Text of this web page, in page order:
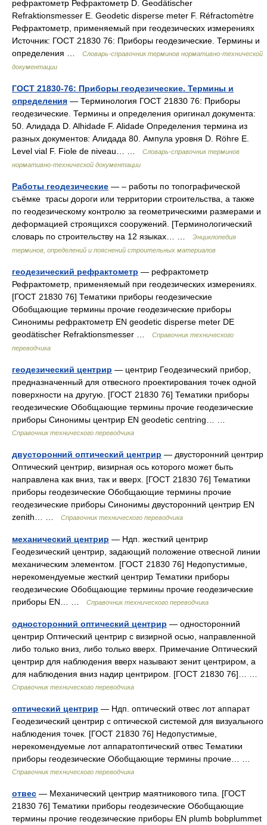
рефрактометр Рефрактометр D. Geodätischer
Refraktionsmesser Е. Geodetic disperse meter F. Réfractomètre
Рефрактометр, применяемый при геодезических измерениях
Источник: ГОСТ 21830 76: Приборы геодезические. Термины и
определения …
Словарь-справочник терминов нормативно-технической
документации
ГОСТ 21830-76: Приборы геодезические. Термины и
определения — Терминология ГОСТ 21830 76: Приборы
геодезические. Термины и определения оригинал документа:
50. Алидада D. Alhidade F. Alidade Определения термина из
разных документов: Алидада 80. Ампула уровня D. Röhre E.
Level vial F. Fiole de niveau… …
Словарь-справочник терминов
нормативно-технической документации
Работы геодезические — – работы по топографической
съёмке трасы дороги или территории строительства, а также
по геодезическому контролю за геометрическими размерами и
деформацией строящихся сооружений. [Терминологический
словарь по строительству на 12 языках… …
Энциклопедия
терминов, определений и пояснений строительных материалов
геодезический рефрактометр — рефрактометр
Рефрактометр, применяемый при геодезических измерениях.
[ГОСТ 21830 76] Тематики приборы геодезические
Обобщающие термины прочие геодезические приборы
Синонимы рефрактометр EN geodetic disperse meter DE
geodätischer Refraktionsmesser …
Справочник технического
переводчика
геодезический центрир — центрир Геодезический прибор,
предназначенный для отвесного проектирования точек одной
поверхности на другую. [ГОСТ 21830 76] Тематики приборы
геодезические Обобщающие термины прочие геодезические
приборы Синонимы центрир EN geodetic centring… …
Справочник технического переводчика
двусторонний оптический центрир — двусторонний центрир
Оптический центрир, визирная ось которого может быть
направлена как вниз, так и вверх. [ГОСТ 21830 76] Тематики
приборы геодезические Обобщающие термины прочие
геодезические приборы Синонимы двусторонний центрир EN
zenith… …
Справочник технического переводчика
механический центрир — Ндп. жесткий центрир
Геодезический центрир, задающий положение отвесной линии
механическим элементом. [ГОСТ 21830 76] Недопустимые,
нерекомендуемые жесткий центрир Тематики приборы
геодезические Обобщающие термины прочие геодезические
приборы EN… …
Справочник технического переводчика
односторонний оптический центрир — односторонний
центрир Оптический центрир с визирной осью, направленной
либо только вниз, либо только вверх. Примечание Оптический
центрир для наблюдения вверх называют зенит центриром, а
для наблюдения вниз надир центриром. [ГОСТ 21830 76]… …
Справочник технического переводчика
оптический центрир — Ндп. оптический отвес лот аппарат
Геодезический центрир с оптической системой для визуального
наблюдения точек. [ГОСТ 21830 76] Недопустимые,
нерекомендуемые лот аппаратоптический отвес Тематики
приборы геодезические Обобщающие термины прочие… …
Справочник технического переводчика
отвес — Механический центрир маятникового типа. [ГОСТ
21830 76] Тематики приборы геодезические Обобщающие
термины прочие геодезические приборы EN plumb bobplummet